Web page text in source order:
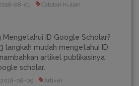
08-01 Catatan Kuliah
Mengetahui ID Google Scholar?
langkah mudah mengetahui ID
artikel publikasinya
scholar.
08-09 Artikel